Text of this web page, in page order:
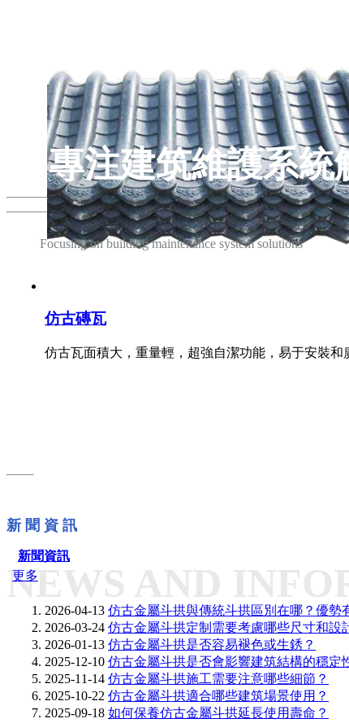
仿古磚瓦
仿古瓦面積大，重量輕，超強自潔功能，易于安裝
專注建筑維護系統
Focusing on building maintenance system solutions
新 聞 資 訊
NEWS AND
新聞資訊
更多
2026-04-13 仿古金屬斗拱與傳統斗拱區別在哪？優勢
2026-03-24 仿古金屬斗拱定制需要考慮哪些尺寸和設
2026-01-13 仿古金屬斗拱是否容易褪色或生銹？
2025-12-10 仿古金屬斗拱是否會影響建筑結構的穩定
2025-11-14 仿古金屬斗拱施工需要注意哪些細節？
2025-10-22 仿古金屬斗拱適合哪些建筑場景使用？
2025-09-18 如何保養仿古金屬斗拱延長使用壽命？